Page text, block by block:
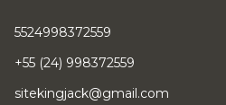
5524998372559
+55 (24) 998372559
sitekingjack@gmail.com